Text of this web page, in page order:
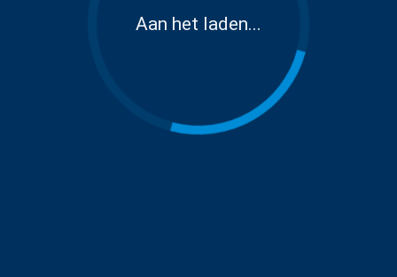
Aan het laden...